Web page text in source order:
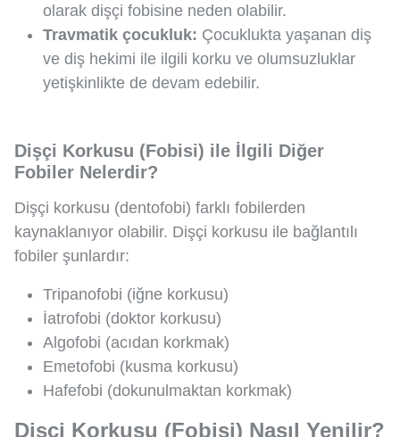
olarak dişçi fobisine neden olabilir.
Travmatik çocukluk: Çocuklukta yaşanan diş
ve diş hekimi ile ilgili korku ve olumsuzluklar
yetişkinlikte de devam edebilir.
Dişçi Korkusu (Fobisi) ile İlgili Diğer
Fobiler Nelerdir?
Dişçi korkusu (dentofobi) farklı fobilerden
kaynaklanıyor olabilir. Dişçi korkusu ile bağlantılı
fobiler şunlardır:
Tripanofobi (iğne korkusu)
İatrofobi (doktor korkusu)
Algofobi (acıdan korkmak)
Emetofobi (kusma korkusu)
Hafefobi (dokunulmaktan korkmak)
Dişçi Korkusu (Fobisi) Nasıl Yenilir?